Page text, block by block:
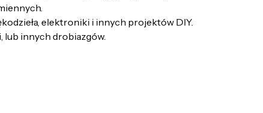
elektroniki i innych projektów DIY.
lub innych drobiazgów.